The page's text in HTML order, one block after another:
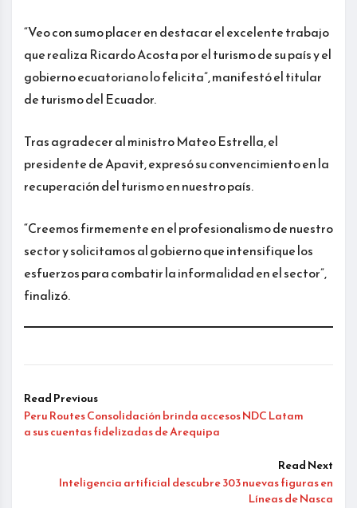
“Veo con sumo placer en destacar el excelente trabajo
que realiza Ricardo Acosta por el turismo de su país y el
gobierno ecuatoriano lo felicita”, manifestó el titular
de turismo del Ecuador.
Tras agradecer al ministro Mateo Estrella, el
presidente de Apavit, expresó su convencimiento en la
recuperación del turismo en nuestro país.
“Creemos firmemente en el profesionalismo de nuestro
sector y solicitamos al gobierno que intensifique los
esfuerzos para combatir la informalidad en el sector”,
finalizó.
Read Previous
Peru Routes Consolidación brinda accesos NDC Latam
a sus cuentas fidelizadas de Arequipa
Read Next
Inteligencia artificial descubre 303 nuevas figuras en
Líneas de Nasca